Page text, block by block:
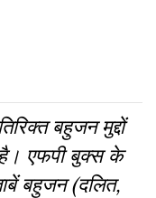
बहुजन मुद्दों
एफपी बुक्‍स के
बहुजन (दलित,